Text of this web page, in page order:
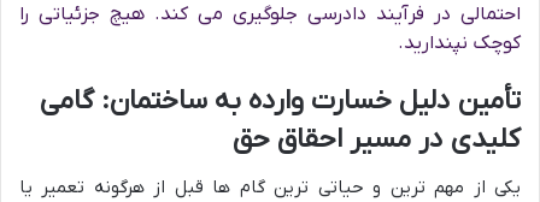
احتمالی در فرآیند دادرسی جلوگیری می کند. هیچ جزئیاتی را
کوچک نپندارید.
تأمین دلیل خسارت وارده به ساختمان: گامی
کلیدی در مسیر احقاق حق
یکی از مهم ترین و حیاتی ترین گام ها قبل از هرگونه تعمیر یا